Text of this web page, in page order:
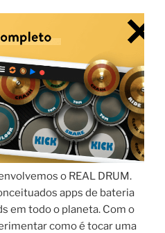
o REAL DRUM.
apps de bateria
em todo o planeta. Com o
como é tocar uma